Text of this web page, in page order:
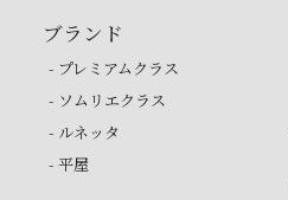
ブランド
- プレミアムクラス
- ソムリエクラス
- ルネッタ
- 平屋